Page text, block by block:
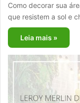
Como decorar sua
que resistem a sol e
Leia mais »